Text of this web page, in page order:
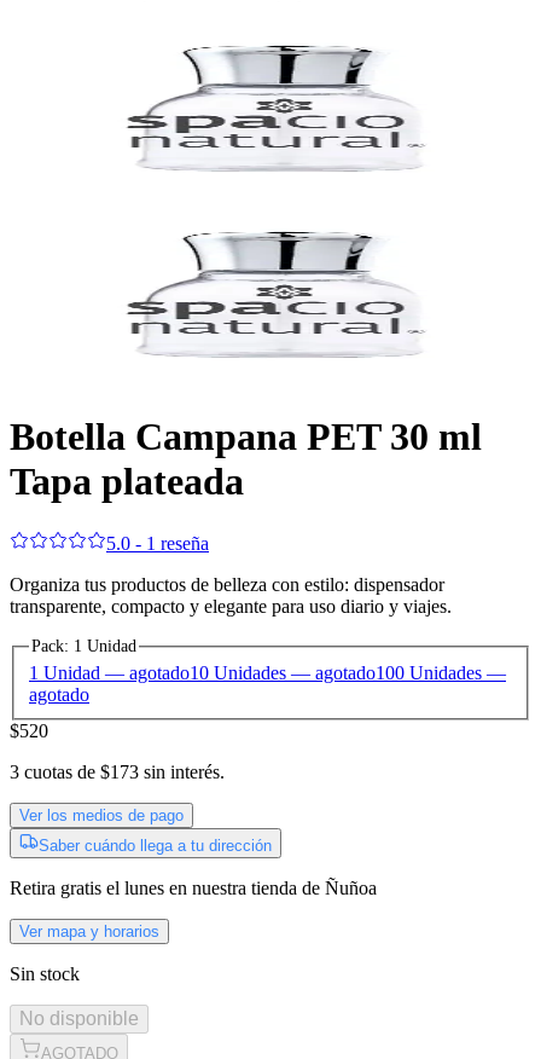
Botella Campana PET 30 ml
Tapa plateada
5.0 - 1 reseña
Organiza tus productos de belleza con estilo: dispensador
transparente, compacto y elegante para uso diario y viajes.
Pack: 1 Unidad
1 Unidad — agotado10 Unidades — agotado100 Unidades —
agotado
$520
3 cuotas de $173 sin interés.
Ver los medios de pago
Saber cuándo llega a tu dirección
Retira gratis el lunes en nuestra tienda de Ñuñoa
Ver mapa y horarios
Sin stock
No disponible
AGOTADO